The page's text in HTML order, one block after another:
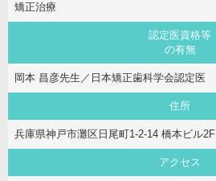
矯正治療
認定医資格等
の有無
岡本 昌彦先生／日本矯正歯科学会認定医
住所
兵庫県神戸市灘区日尾町1-2-14 橋本ビル2F
アクセス